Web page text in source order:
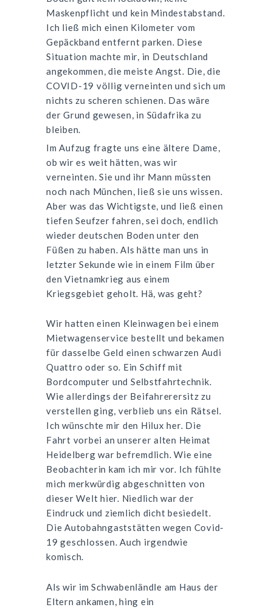
Maskenpflicht und kein Mindestabstand.
Ich ließ mich einen Kilometer vom
Gepäckband entfernt parken. Diese
Situation machte mir, in Deutschland
angekommen, die meiste Angst. Die, die
COVID-19 völlig verneinten und sich um
nichts zu scheren schienen. Das wäre
der Grund gewesen, in Südafrika zu
bleiben.
Im Aufzug fragte uns eine ältere Dame,
ob wir es weit hätten, was wir
verneinten. Sie und ihr Mann müssten
noch nach München, ließ sie uns wissen.
Aber was das Wichtigste, und ließ einen
tiefen Seufzer fahren, sei doch, endlich
wieder deutschen Boden unter den
Füßen zu haben. Als hätte man uns in
letzter Sekunde wie in einem Film über
den Vietnamkrieg aus einem
Kriegsgebiet geholt. Hä, was geht?
Wir hatten einen Kleinwagen bei einem
Mietwagenservice bestellt und bekamen
für dasselbe Geld einen schwarzen Audi
Quattro oder so. Ein Schiff mit
Bordcomputer und Selbstfahrtechnik.
Wie allerdings der Beifahrerersitz zu
verstellen ging, verblieb uns ein Rätsel.
Ich wünschte mir den Hilux her. Die
Fahrt vorbei an unserer alten Heimat
Heidelberg war befremdlich. Wie eine
Beobachterin kam ich mir vor. Ich fühlte
mich merkwürdig abgeschnitten von
dieser Welt hier. Niedlich war der
Eindruck und ziemlich dicht besiedelt.
Die Autobahngaststätten wegen Covid-
19 geschlossen. Auch irgendwie
komisch.
Als wir im Schwabenländle am Haus der
Eltern ankamen, hing ein